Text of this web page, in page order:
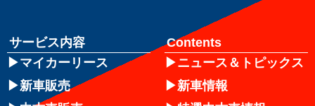
サービス内容
マイカーリース
新車販売
Contents
ニュース＆トピックス
新車情報